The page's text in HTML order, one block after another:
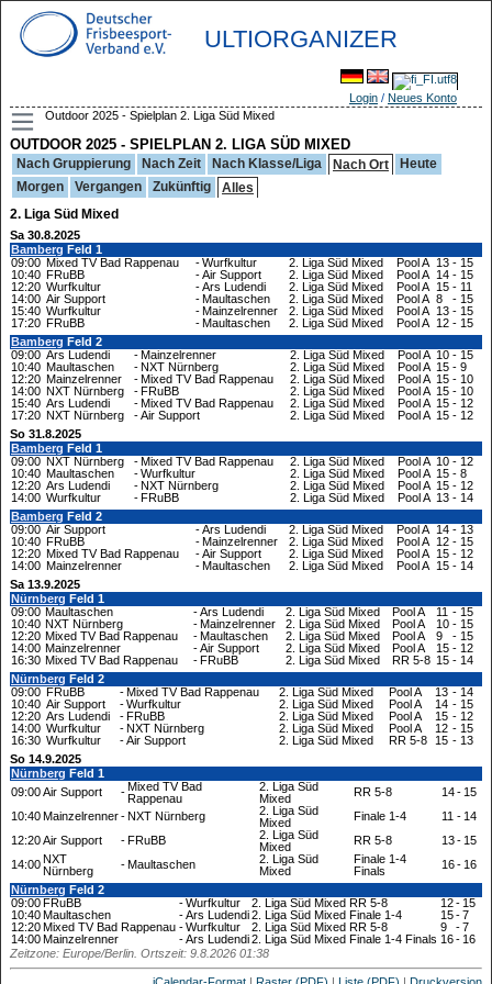
ULTIORGANIZER
Login / Neues Konto
Outdoor 2025 - Spielplan 2. Liga Süd Mixed
OUTDOOR 2025 - SPIELPLAN 2. LIGA SÜD MIXED
Nach Gruppierung Nach Zeit Nach Klasse/Liga Nach Ort
Heute
Morgen
Vergangen Zukünftig
Alles
2. Liga Süd Mixed
Sa 30.8.2025
Bamberg Feld 1
09:00 Mixed TV Bad Rappenau -Wurfkultur 2. Liga Süd Mixed Pool A 13 - 15
10:40 FRuBB -Air Support 2. Liga Süd Mixed Pool A 14 - 15
12:20 Wurfkultur -Ars Ludendi 2. Liga Süd Mixed Pool A 15 - 11
14:00 Air Support - Maultaschen 2. Liga Süd Mixed Pool A 8 - 15
15:40 Wurfkultur - Mainzelrenner 2. Liga Süd Mixed Pool A 13 - 15
17:20 FRuBB - Maultaschen 2. Liga Süd Mixed Pool A 12 - 15
Bamberg Feld 2
09:00 Ars Ludendi - Mainzelrenner 2. Liga Süd Mixed Pool A 10 - 15
10:40 Maultaschen - NXT Nürnberg 2. Liga Süd Mixed Pool A 15 - 9
12:20 Mainzelrenner - Mixed TV Bad Rappenau 2. Liga Süd Mixed Pool A 15 - 10
14:00 NXT Nürnberg - FRuBB 2. Liga Süd Mixed Pool A 15 - 10
15:40 Ars Ludendi - Mixed TV Bad Rappenau 2. Liga Süd Mixed Pool A 15 - 12
17:20 NXT Nürnberg -Air Support 2. Liga Süd Mixed Pool A 15 - 12
So 31.8.2025
Bamberg Feld 1
09:00 NXT Nürnberg - Mixed TV Bad Rappenau 2. Liga Süd Mixed Pool A 10 - 12
10:40 Maultaschen -Wurfkultur 2. Liga Süd Mixed Pool A 15 - 8
12:20 Ars Ludendi - NXT Nürnberg 2. Liga Süd Mixed Pool A 15 - 12
14:00 Wurfkultur - FRuBB 2. Liga Süd Mixed Pool A 13 - 14
Bamberg Feld 2
09:00 Air Support -Ars Ludendi 2. Liga Süd Mixed Pool A 14 - 13
10:40 FRuBB - Mainzelrenner 2. Liga Süd Mixed Pool A 12 - 15
12:20 Mixed TV Bad Rappenau -Air Support 2. Liga Süd Mixed Pool A 15 - 12
14:00 Mainzelrenner - Maultaschen 2. Liga Süd Mixed Pool A 15 - 14
Sa 13.9.2025
Nürnberg Feld 1
09:00 Maultaschen -Ars Ludendi 2. Liga Süd Mixed Pool A 11 - 15
10:40 NXT Nürnberg - Mainzelrenner 2. Liga Süd Mixed Pool A 10 - 15
12:20 Mixed TV Bad Rappenau - Maultaschen 2. Liga Süd Mixed Pool A 9 - 15
14:00 Mainzelrenner -Air Support 2. Liga Süd Mixed Pool A 15 - 12
16:30 Mixed TV Bad Rappenau - FRuBB 2. Liga Süd Mixed RR 5-8 15 - 14
Nürnberg Feld 2
09:00 FRuBB - Mixed TV Bad Rappenau 2. Liga Süd Mixed Pool A 13 - 14
10:40 Air Support -Wurfkultur 2. Liga Süd Mixed Pool A 14 - 15
12:20 Ars Ludendi - FRuBB 2. Liga Süd Mixed Pool A 15 - 12
14:00 Wurfkultur - NXT Nürnberg 2. Liga Süd Mixed Pool A 12 - 15
16:30 Wurfkultur -Air Support 2. Liga Süd Mixed RR 5-8 15 - 13
So 14.9.2025
Nürnberg Feld 1
09:00Air Support - Mixed TV Bad
Rappenau
2. Liga Süd
Mixed
RR 5-8 14- 15
10:40 Mainzelrenner- NXT Nürnberg
2. Liga Süd
Mixed
Finale 1-4 11 - 14
12:20Air Support - FRuBB
2. Liga Süd
Mixed
RR 5-8 13- 15
14:00 NXT
Nürnberg
- Maultaschen
2. Liga Süd
Mixed
Finale 1-4
Finals
16- 16
Nürnberg Feld 2
09:00 FRuBB -Wurfkultur 2. Liga Süd Mixed RR 5-8 12- 15
10:40 Maultaschen -Ars Ludendi2. Liga Süd Mixed Finale 1-4 15-7
12:20 Mixed TV Bad Rappenau -Wurfkultur 2. Liga Süd Mixed RR 5-8 9 -7
14:00 Mainzelrenner -Ars Ludendi2. Liga Süd Mixed Finale 1-4 Finals 16- 16
Zeitzone: Europe/Berlin. Ortszeit: 9.8.2026 01:38